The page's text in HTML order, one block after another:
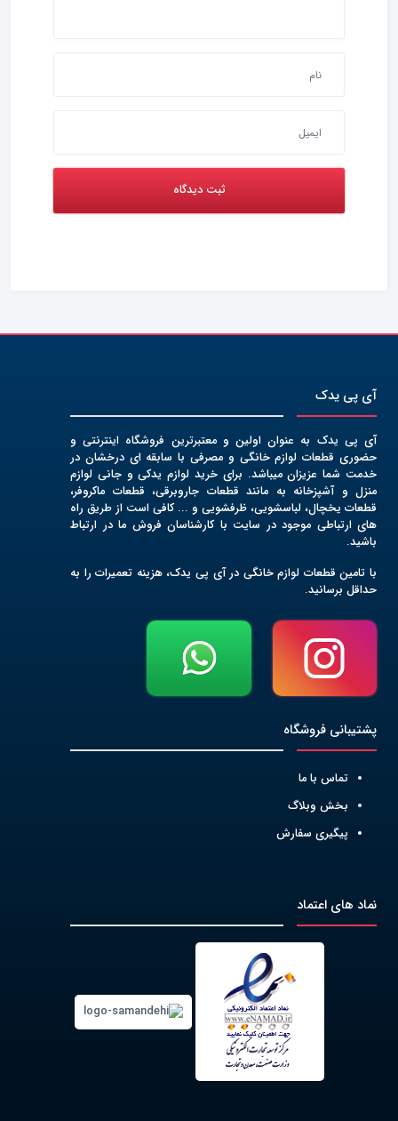
آی پی یدک
آی پی یدک به عنوان اولین و معتبرترین فروشگاه اینترنتی و
حضوری قطعات لوازم خانگی و مصرفی با سابقه ای درخشان در
خدمت شما عزیزان میباشد. برای خرید لوازم یدکی و جانی لوازم
منزل و آشپزخانه به مانند قطعات جاروبرقی، قطعات ماکروفر،
قطعات یخچال، لباسشویی، ظرفشویی و ... کافی است از طریق راه
های ارتباطی موجود در سایت با کارشناسان فروش ما در ارتباط
باشید.
با تامین قطعات لوازم خانگی در آی پی یدک، هزینه تعمیرات را به
حداقل برسانید.
پشتیبانی فروشگاه
تماس با ما
بخش وبلاگ
پیگیری سفارش
نماد های اعتماد